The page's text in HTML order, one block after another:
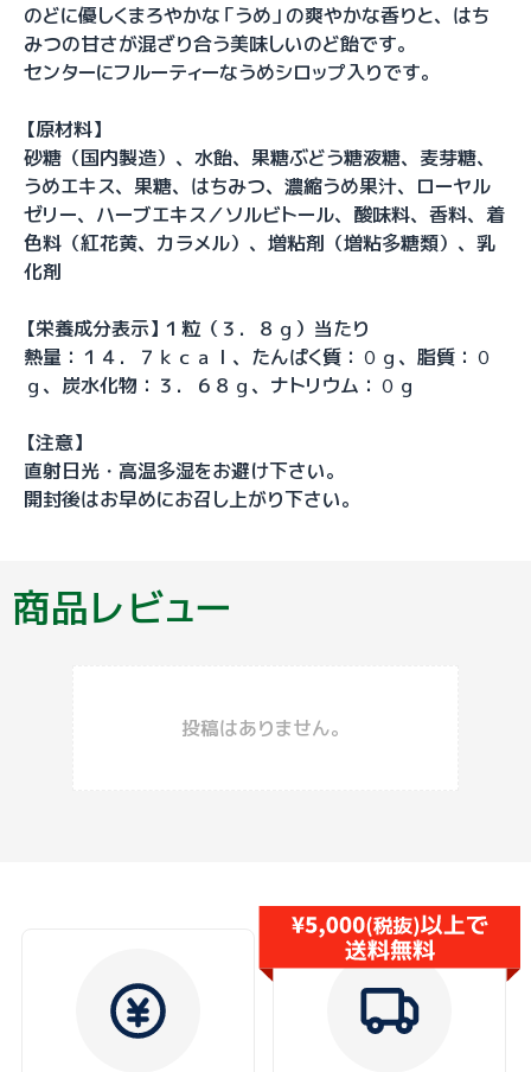
のどに優しくまろやかな「うめ」の爽やかな香りと、はち
みつの甘さが混ざり合う美味しいのど飴です。
センターにフルーティーなうめシロップ入りです。
【原材料】
砂糖（国内製造）、水飴、果糖ぶどう糖液糖、麦芽糖、
うめエキス、果糖、はちみつ、濃縮うめ果汁、ローヤル
ゼリー、ハーブエキス／ソルビトール、酸味料、香料、着
色料（紅花黄、カラメル）、増粘剤（増粘多糖類）、乳
化剤
【栄養成分表示】１粒（３．８ｇ）当たり
熱量：１４．７ｋｃａｌ、たんぱく質：０ｇ、脂質：０
ｇ、炭水化物：３．６８ｇ、ナトリウム：０ｇ
【注意】
直射日光・高温多湿をお避け下さい。
開封後はお早めにお召し上がり下さい。
商品レビュー
投稿はありません。